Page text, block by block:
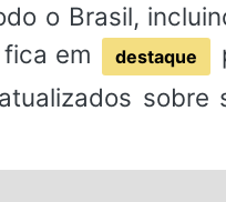
o Brasil,
em
destaque
sobre